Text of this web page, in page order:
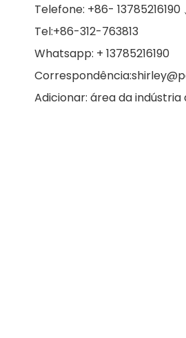
Telefone: +86- 13785216190
Tel:+86-312-763813
Whatsapp: + 13785216190
Correspondência:
Adicionar: área da